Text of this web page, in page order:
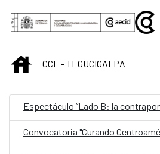
Saltar al contenido principal
INICIOCCE - TEGUCIGALPA
Espectáculo “Lado B: la
Convocatoria "Curando